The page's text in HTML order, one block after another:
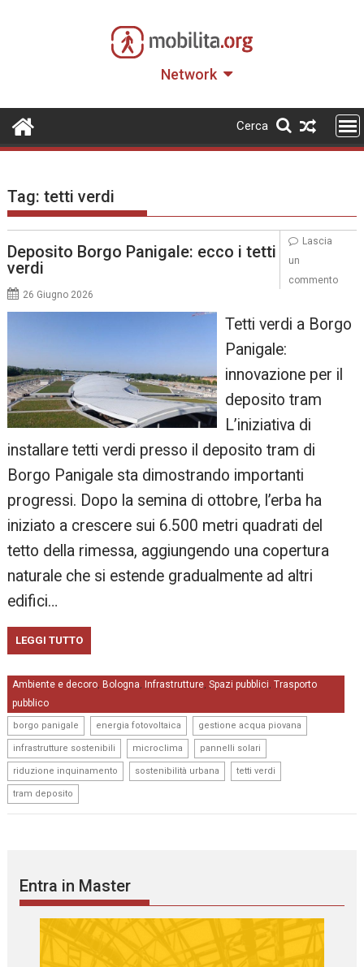
Network
Cerca
Tag:tetti verdi
Deposito Borgo Panigale: ecco i tetti
verdi
26 Giugno 2026
Tetti verdi a Borgo
Panigale:
innovazione per il
deposito tram
L’iniziativa di
installare tetti verdi presso il deposito tram di
Borgo Panigale sta dimostrando importanti
progressi. Dopo la semina di ottobre, l’erba ha
iniziato a crescere sui 6.500 metri quadrati del
tetto della rimessa, aggiungendo una copertura
naturale che si estende gradualmente ad altri
edifici…
LEGGI TUTTO
Ambiente e decoro, Bologna, Infrastrutture,Spazi pubblici, Trasporto
pubblico
borgo panigale energia fotovoltaica gestione acqua piovana
infrastrutture sostenibili microclima pannelli solari
riduzione inquinamento sostenibilità urbana tetti verdi
tram deposito
Lascia
un
commento
Entra in Master